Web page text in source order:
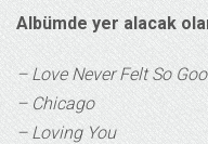
Albümde yer alacak
– Love Never Felt So
– Chicago
– Loving You